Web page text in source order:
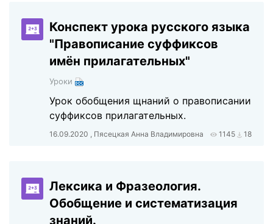
Конспект урока русского языка
"Правописание суффиксов
имён прилагательных"
Уроки
Урок обобщения щнаний о правописании
суффиксов прилагательных.
16.09.2020 , Пясецкая Анна Владимировна 1145 18
Лексика и Фразеология.
Обобщение и систематизация
знаний.